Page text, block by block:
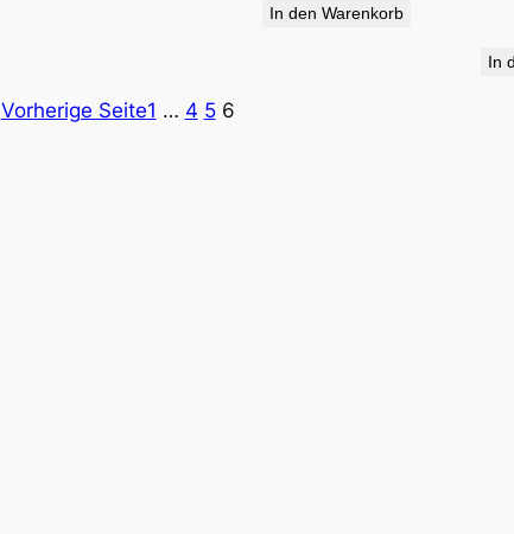
In den Warenkorb
In
Vorherige Seite1 … 4 5 6